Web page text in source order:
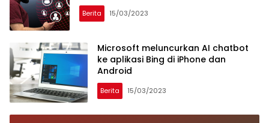
Berita 15/03/2023
Microsoft meluncurkan AI chatbot
ke aplikasi Bing di iPhone dan
Android
Berita 15/03/2023